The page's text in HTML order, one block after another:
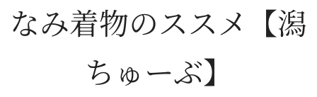
なみ着物のススメ【潟
ちゅーぶ】